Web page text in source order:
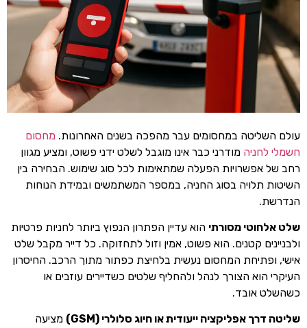
עולם השליטה במחסומים עבר מהפכה בשנים האחרונות. מחסום
חשמלי לחניה מודרני כבר אינו מוגבל לשלט ידני פשוט, ומציע מגוון
רחב של אפשרויות הפעלה שמתאימות לכל סוג שימוש. הבחירה בין
השיטות תלויה בסוג החניה, במספר המשתמשים ובמידת הנוחות
הנדרשת.
שלט אלחוטי מסורתי הוא עדיין הפתרון הנפוץ ביותר לחניות פרטיות
ולבניינים קטנים. הוא פשוט, אמין וזול לתחזוקה. כל דייר מקבל שלט
אישי, ופתיחת המחסום נעשית בלחיצת כפתור מתוך הרכב. החיסרון
העיקרי הוא הצורך לנהל ולהחליף שלטים כשדיירים עוזבים או
כשהשלט אובד.
שליטה דרך אפליקציה ייעודית או חיוג סלולרי (GSM)
מציעה